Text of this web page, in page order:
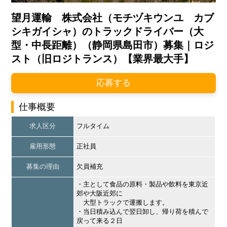
望月運輸 株式会社（モチヅキウンユ カブ
シキガイシャ）のトラックドライバー（大
型・中長距離）（静岡県島田市）募集｜ロジ
スト（旧ロジトランス）【業界最大手】
応募する
仕事概要
求人区分 フルタイム
雇用形態 正社員
募集の理由 欠員補充
・主として食品の原料・製品や飲料を東京近
郊や大阪近郊に
大型トラックで運搬します。
・当日積み込んで翌日卸し、帰り荷を積んで
戻って来る２日